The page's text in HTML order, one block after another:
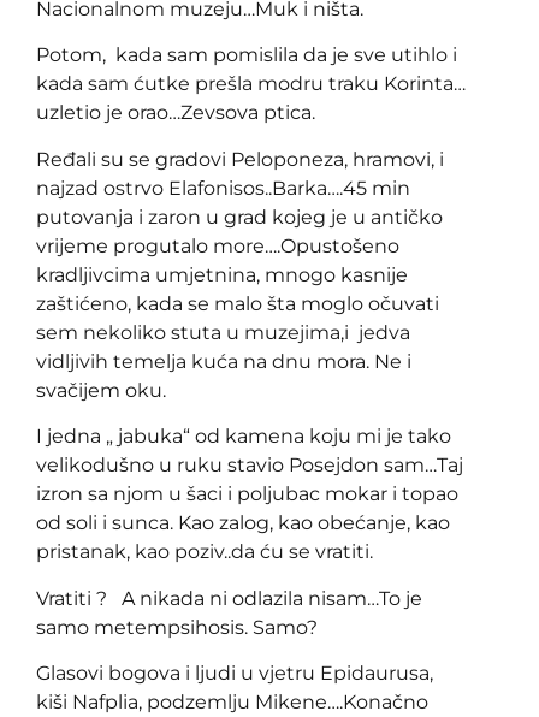
Nacionalnom muzeju…Muk i ništa.
Potom, kada sam pomislila da je sve utihlo i
kada sam ćutke prešla modru traku Korinta…
uzletio je orao…Zevsova ptica.
Ređali su se gradovi Peloponeza, hramovi, i
najzad ostrvo Elafonisos..Barka….45 min
putovanja i zaron u grad kojeg je u antičko
vrijeme progutalo more….Opustošeno
kradljivcima umjetnina, mnogo kasnije
zaštićeno, kada se malo šta moglo očuvati
sem nekoliko stuta u muzejima,i jedva
vidljivih temelja kuća na dnu mora. Ne i
svačijem oku.
I jedna „ jabuka“ od kamena koju mi je tako
velikodušno u ruku stavio Posejdon sam…Taj
izron sa njom u šaci i poljubac mokar i topao
od soli i sunca. Kao zalog, kao obećanje, kao
pristanak, kao poziv..da ću se vratiti.
Vratiti ? A nikada ni odlazila nisam…To je
samo metempsihosis. Samo?
Glasovi bogova i ljudi u vjetru Epidaurusa,
kiši Nafplia, podzemlju Mikene….Konačno